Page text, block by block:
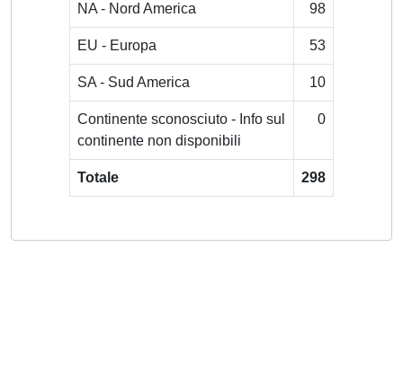
NA - Nord America 98
EU - Europa 53
SA - Sud America 10
Continente sconosciuto - Info sul
continente non disponibili
0
Totale 298